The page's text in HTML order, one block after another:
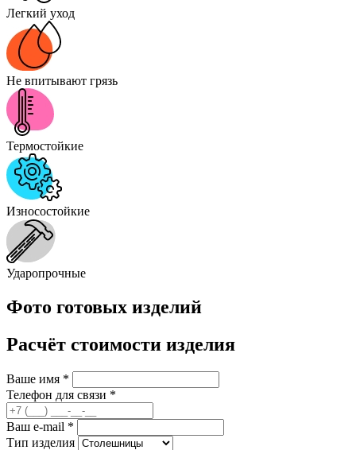
Легкий уход
Не впитывают грязь
Термостойкие
Износостойкие
Ударопрочные
Фото готовых изделий
Расчёт стоимости изделия
Ваше имя *
Телефон для связи *
Ваш e-mail *
Тип изделия